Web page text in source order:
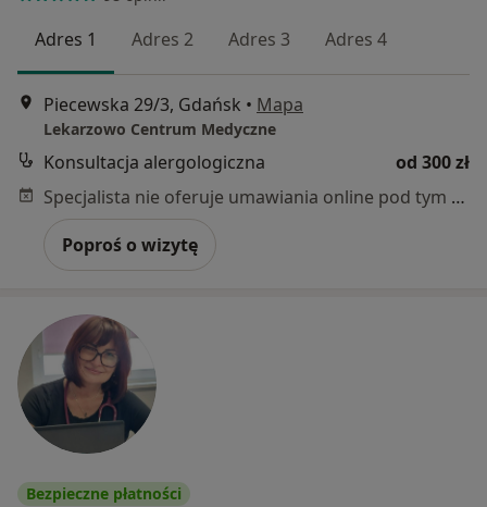
Adres 1 Adres 2 Adres 3 Adres 4
Piecewska 29/3, Gdańsk • Mapa
Lekarzowo Centrum Medyczne
Konsultacja alergologiczna
od 300 zł
Specjalista nie oferuje umawiania online pod tym adresem.
Poproś o wizytę
Bezpieczne płatności